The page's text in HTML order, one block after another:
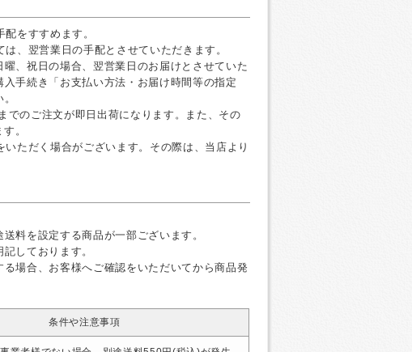
をすすめます。
、翌営業日の手配とさせていただきます。
、祝日の場合、翌営業日のお届けとさせていた
手続き「お支払い方法・お届け時間等の指定
のご注文が即日出荷になります。また、その
。
ただく場合がございます。その際は、当店より
料を設定する商品が一部ございます。
しております。
場合、お客様へご確認をいただいてから商品発
条件や注意事項